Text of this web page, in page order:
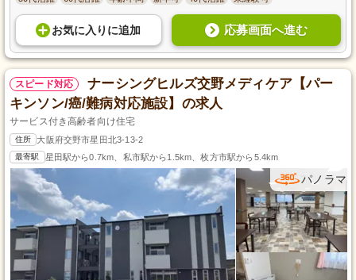
お気に入り に追加 応募画面へ進む
スピード対応
ナーシングヒルズ交野メディケア【パー
キンソン/癌/難病対応施設】の求人
サービス付き高齢者向け住宅
住所 大阪府交野市星田北3-13-2
最寄駅 星田駅から0.7km、私市駅から1.5km、枚方市駅から5.4km
パノラマ